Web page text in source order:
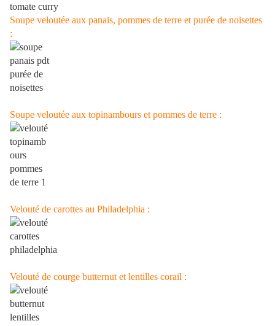
Soupe veloutée aux panais, pommes de terre et purée de noisettes
:
Soupe veloutée aux topinambours et pommes de terre :
Velouté de carottes au Philadelphia :
Velouté de courge butternut et lentilles corail :